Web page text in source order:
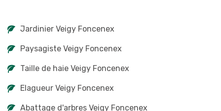
Jardinier Veigy Foncenex
Paysagiste Veigy Foncenex
Taille de haie Veigy Foncenex
Elagueur Veigy Foncenex
Abattage d'arbres Veigy Foncenex